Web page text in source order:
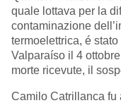
quale lottava per la
contaminazione
termoelettrica, é
Valparaíso il 4
morte ricevute, il
Camilo Catrillanca fu